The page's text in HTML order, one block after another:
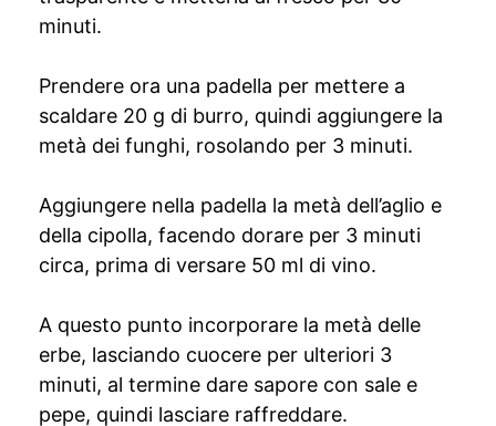
minuti.
Prendere ora una padella per mettere a
scaldare 20 g di burro, quindi aggiungere la
metà dei funghi, rosolando per 3 minuti.
Aggiungere nella padella la metà dell’aglio e
della cipolla, facendo dorare per 3 minuti
circa, prima di versare 50 ml di vino.
A questo punto incorporare la metà delle
erbe, lasciando cuocere per ulteriori 3
minuti, al termine dare sapore con sale e
pepe, quindi lasciare raffreddare.